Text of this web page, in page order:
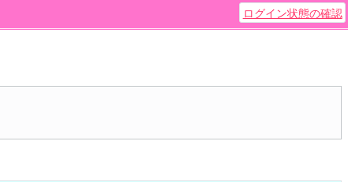
ログイン状態の確認